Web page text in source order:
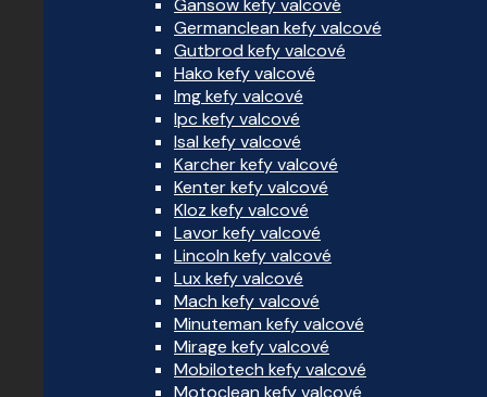
Gansow kefy valcové
Germanclean kefy valcové
Gutbrod kefy valcové
Hako kefy valcové
Img kefy valcové
Ipc kefy valcové
Isal kefy valcové
Karcher kefy valcové
Kenter kefy valcové
Kloz kefy valcové
Lavor kefy valcové
Lincoln kefy valcové
Lux kefy valcové
Mach kefy valcové
Minuteman kefy valcové
Mirage kefy valcové
Mobilotech kefy valcové
Motoclean kefy valcové